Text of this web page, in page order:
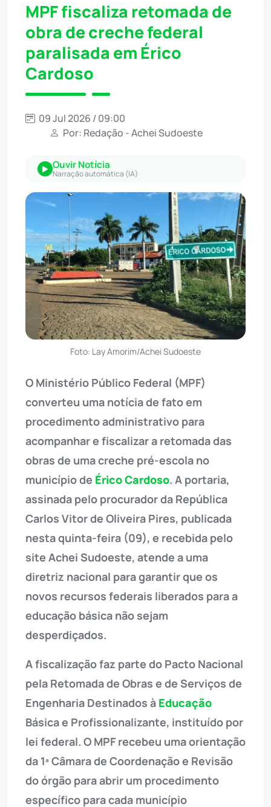
MPF fiscaliza retomada de
obra de creche federal
paralisada em Érico
Cardoso
09 Jul 2026 / 09:00
Por: Redação - Achei Sudoeste
Ouvir Notícia
Narração automática (IA)
Foto: Lay Amorim/Achei Sudoeste
O Ministério Público Federal (MPF)
converteu uma notícia de fato em
procedimento administrativo para
acompanhar e fiscalizar a retomada das
obras de uma creche pré-escola no
município de Érico Cardoso. A portaria,
assinada pelo procurador da República
Carlos Vitor de Oliveira Pires, publicada
nesta quinta-feira (09), e recebida pelo
site Achei Sudoeste, atende a uma
diretriz nacional para garantir que os
novos recursos federais liberados para a
educação básica não sejam
desperdiçados.
A fiscalização faz parte do Pacto Nacional
pela Retomada de Obras e de Serviços de
Engenharia Destinados à Educação
Básica e Profissionalizante, instituído por
lei federal. O MPF recebeu uma orientação
da 1ª Câmara de Coordenação e Revisão
do órgão para abrir um procedimento
específico para cada município